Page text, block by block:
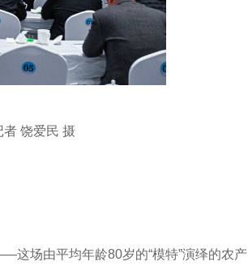
饶爱民 摄
这场由平均年龄80岁的“模特”演绎的农产